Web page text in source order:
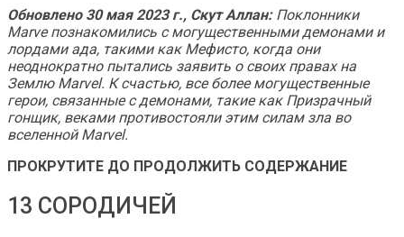
Обновлено 30 мая 2023 г., Скут Аллан: Поклонники
Marve познакомились с могущественными демонами и
лордами ада, такими как Мефисто, когда они
неоднократно пытались заявить о своих правах на
Землю Marvel. К счастью, все более могущественные
герои, связанные с демонами, такие как Призрачный
гонщик, веками противостояли этим силам зла во
вселенной Marvel.
ПРОКРУТИТЕ ДО ПРОДОЛЖИТЬ СОДЕРЖАНИЕ
13 СОРОДИЧЕЙ